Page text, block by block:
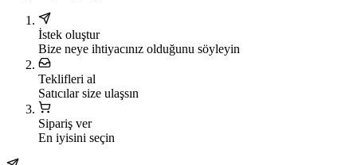
İstek oluştur
Bize neye ihtiyacınız olduğunu söyleyin
Teklifleri al
Satıcılar size ulaşsın
Sipariş ver
En iyisini seçin